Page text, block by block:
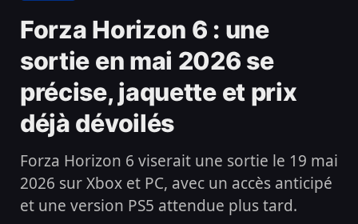
Forza Horizon 6 : une
sortie en mai 2026 se
précise, jaquette et prix
déjà dévoilés
Forza Horizon 6 viserait une sortie le 19 mai
2026 sur Xbox et PC, avec un accès anticipé
et une version PS5 attendue plus tard.